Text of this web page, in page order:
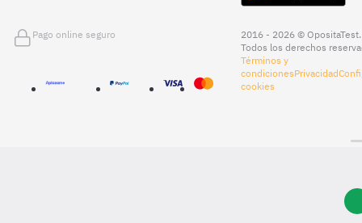
Pago online seguro
2016 - 2026 © OpositaTest.
Todos los derechos
Términos y
condicionesPrivacidad
cookies